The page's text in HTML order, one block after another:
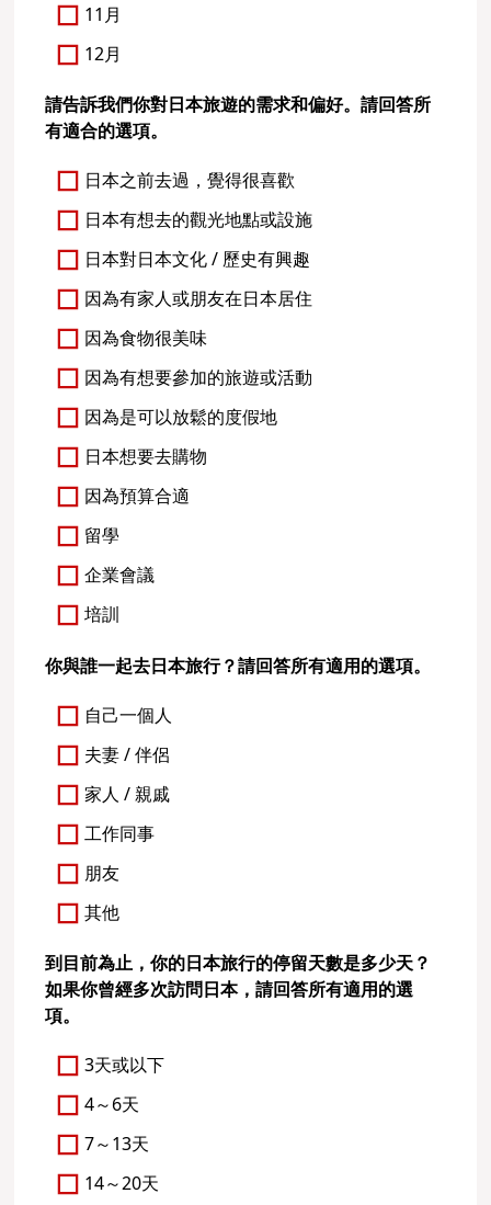
11月
12月
請告訴我們你對日本旅遊的需求和偏好。請回答所
有適合的選項。
日本之前去過，覺得很喜歡
日本有想去的觀光地點或設施
日本對日本文化 / 歷史有興趣
因為有家人或朋友在日本居住
因為食物很美味
因為有想要參加的旅遊或活動
因為是可以放鬆的度假地
日本想要去購物
因為預算合適
留學
企業會議
培訓
你與誰一起去日本旅行？請回答所有適用的選項。
自己一個人
夫妻 / 伴侶
家人 / 親戚
工作同事
朋友
其他
到目前為止，你的日本旅行的停留天數是多少天？
如果你曾經多次訪問日本，請回答所有適用的選
項。
3天或以下
4～6天
7～13天
14～20天